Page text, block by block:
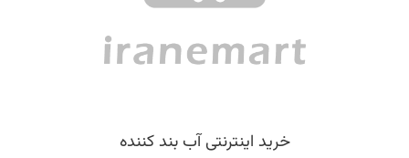
خرید اینترنتی آب بند کننده